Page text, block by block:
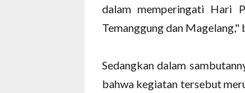
dalam memperingati Hari
Temanggung dan
Sedangkan dalam
bahwa kegiatan tersebut